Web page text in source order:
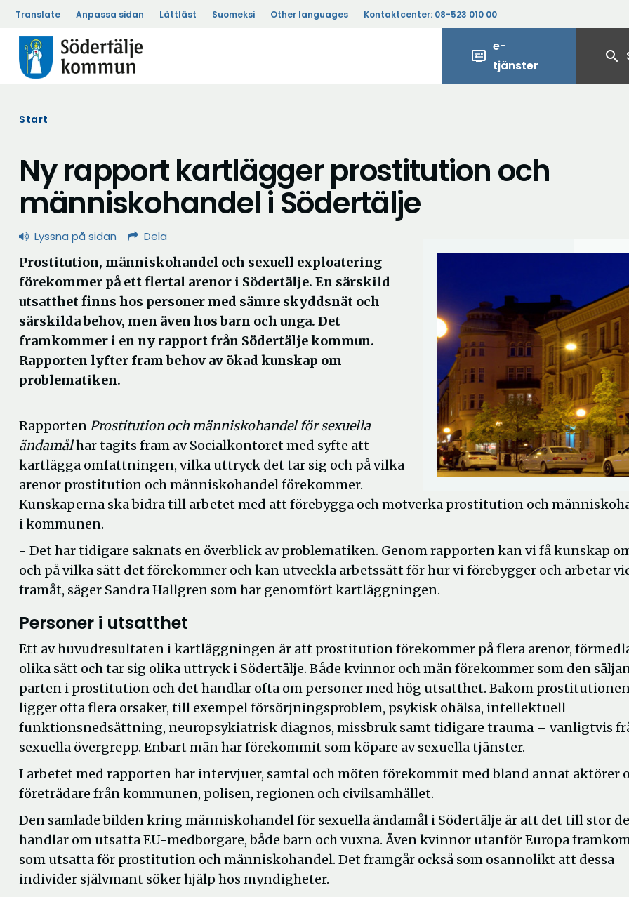
Translate Anpassa sidan Lättläst Suomeksi Other languages Kontaktcenter: 08-523 010 00
display_settings
e-
tjänster
search
Start
Ny rapport kartlägger prostitution och
människohandel i Södertälje
Lyssna på sidan Dela
Prostitution, människohandel och sexuell exploatering
förekommer på ett flertal arenor i Södertälje. En särskild
utsatthet finns hos personer med sämre skyddsnät och
särskilda behov, men även hos barn och unga. Det
framkommer i en ny rapport från Södertälje kommun.
Rapporten lyfter fram behov av ökad kunskap om
problematiken.
RapportenProstitution och människohandel för sexuella
ändamålhar tagits fram av Socialkontoret med syfte att
kartlägga omfattningen, vilka uttryck det tar sig och på vilka
arenor prostitution och människohandel förekommer.
Kunskaperna ska bidra till arbetet med att förebygga och motverka prostitution och
i kommunen.
- Det har tidigare saknats en överblick av problematiken. Genom rapporten kan vi få kunskap
och på vilka sätt det förekommer och kan utveckla arbetssätt för hur vi förebygger och arbetar
framåt, säger Sandra Hallgren som har genomfört kartläggningen.
Personer i utsatthet
Ett av huvudresultaten i kartläggningen är att prostitution förekommer på flera arenor,
olika sätt och tar sig olika uttryck i Södertälje. Både kvinnor och män förekommer som den
parten i prostitution och det handlar ofta om personer med hög utsatthet. Bakom
ligger ofta flera orsaker, till exempel försörjningsproblem, psykisk ohälsa, intellektuell
funktionsnedsättning, neuropsykiatrisk diagnos, missbruk samt tidigare trauma – vanligtvis
sexuella övergrepp. Enbart män har förekommit som köpare av sexuella tjänster.
I arbetet med rapporten har intervjuer, samtal och möten förekommit med bland annat aktörer
företrädare från kommunen, polisen, regionen och civilsamhället.
Den samlade bilden kring människohandel för sexuella ändamål i Södertälje är att det till stor
handlar om utsatta EU-medborgare, både barn och vuxna. Även kvinnor utanför Europa
som utsatta för prostitution och människohandel. Det framgår också som osannolikt att dessa
individer självmant söker hjälp hos myndigheter.